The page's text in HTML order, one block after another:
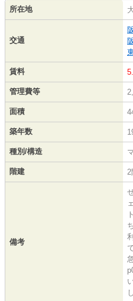
所在地
交通
賃料
管理費等
面積
築年数
種別/構造
階建 2
備考